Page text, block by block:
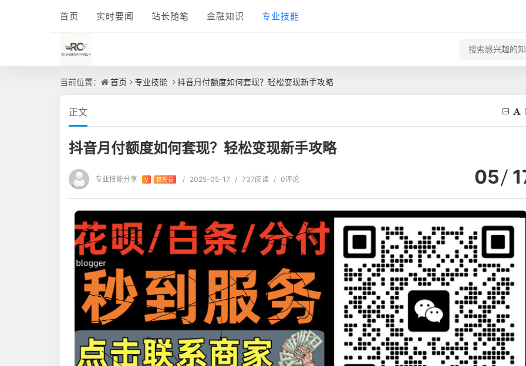
首页 实时要闻 站长随笔 金融知识 专业技能
当前位置： 首页 专业技能 抖音月付额度如何套现？轻松变现新手攻略
正文
抖音月付额度如何套现？轻松变现新手攻略
专业技能分享 V 管理员 / 2025-05-17 / 737阅读 / 0评论 05